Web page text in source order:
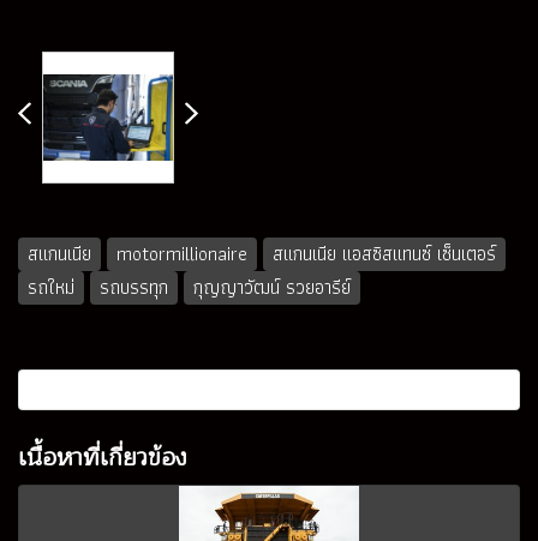
สแกนเนีย motormillionaire
สแกนเนีย แอสซิสแทนซ์ เซ็นเตอร์
รถใหม่
รถบรรทุก กุญญาวัฒน์ รวยอารีย์
เนื้อหาที่เกี่ยวข้อง